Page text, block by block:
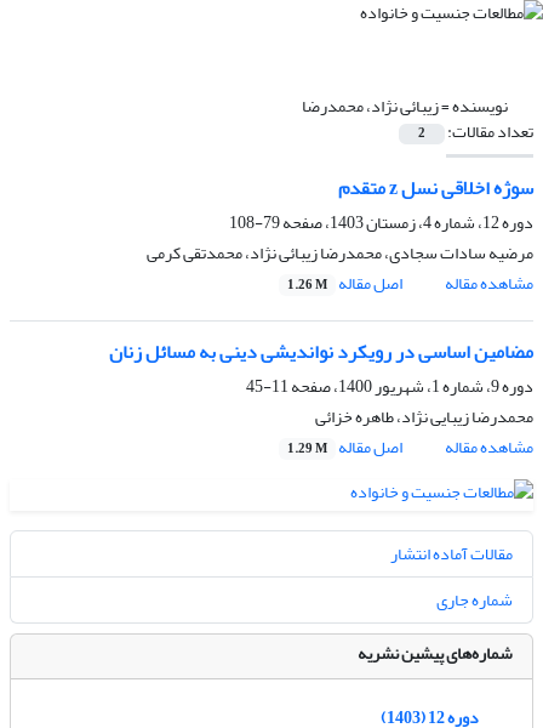
نویسنده =زیبائی نژاد، محمدرضا
تعداد مقالات: 2
سوژه‌ اخلاقی نسل z متقدم
دوره 12، شماره 4، زمستان 1403، صفحه
79-108
مرضیه سادات سجادی، محمدرضا زیبائی نژاد، محمدتقی کرمی
مشاهده مقاله
اصل مقاله 1.26 M
مضامین اساسی در رویکرد نواندیشی دینی به مسائل زنان
دوره 9، شماره 1، شهریور 1400، صفحه
11-45
محمدرضا زیبایی نژاد، طاهره خزائی
مشاهده مقاله
اصل مقاله 1.29 M
مقالات آماده انتشار
شماره جاری
شماره‌های پیشین نشریه
دوره 12 (1403)